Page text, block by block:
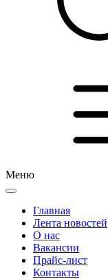
Меню
Главная
Лента новостей
О нас
Вакансии
Прайс-лист
Контакты